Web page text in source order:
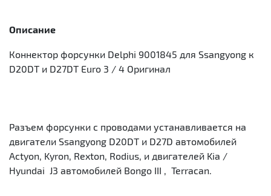
Описание
Коннектор форсунки Delphi 9001845 для Ssangyong к
D20DT и D27DT Euro 3 / 4 Оригинал
Разъем форсунки с проводами устанавливается на
двигатели Ssangyong D20DT и D27D автомобилей
Actyon, Kyron, Rexton, Rodius, и двигателей Kia /
Hyundai J3 автомобилей Bongo III , Terracan.